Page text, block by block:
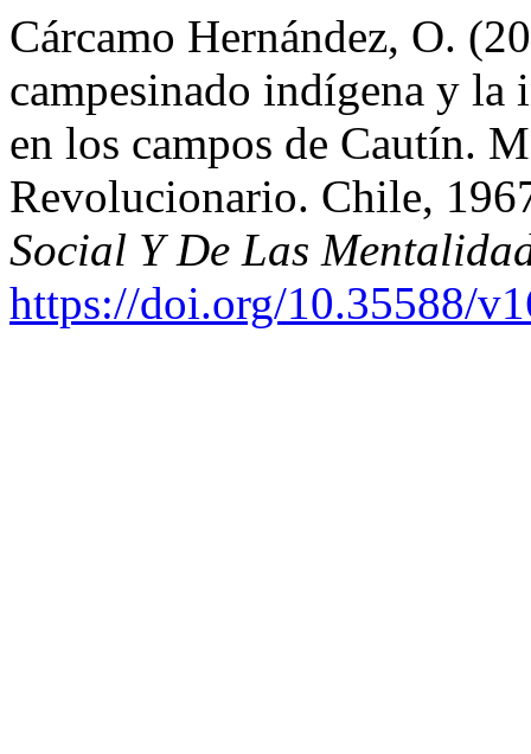
Cárcamo Hernández, O.
campesinado indígena y la
en los campos de Cautín.
Revolucionario. Chile,
Social Y De Las
https://doi.org/10.35588/